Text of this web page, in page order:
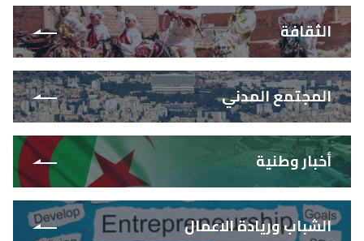
الثقافة
المجتمع المدني
أخبار وطنية
الشباب وريادة الاعمال